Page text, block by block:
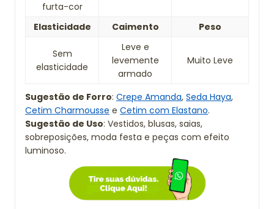
furta-cor
Elasticidade Caimento Peso
Sem
elasticidade
Leve e
levemente
armado
Muito Leve
Sugestão de Forro: Crepe Amanda, Seda Haya,
Cetim Charmousse e Cetim com Elastano.
Sugestão de Uso: Vestidos, blusas, saias,
sobreposições, moda festa e peças com efeito
luminoso.